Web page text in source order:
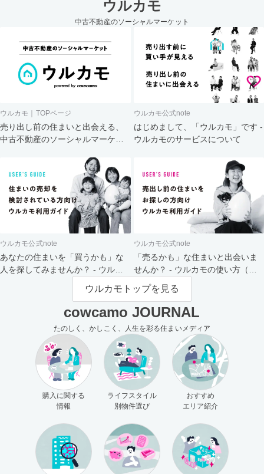
ウルカモ
中古不動産のソーシャルマーケット
ウルカモ｜TOPページ
売り出し前の住まいと出会える、
中古不動産のソーシャルマーケッ
ウルカモ公式note
はじめまして、「ウルカモ」です -
ウルカモのサービスについて
ウルカモ公式note
あなたの住まいを「買うかも」な
人を探してみませんか？ - ウルカ
ウルカモ公式note
「売るかも」な住まいと出会いま
せんか？ - ウルカモの使い方（買
主さま向け）
ウルカモトップを見る
cowcamo JOURNAL
たのしく、かしこく、人生を彩る住まいメディア
購入に関する
情報
ライフスタイル
別物件選び
おすすめ
エリア紹介